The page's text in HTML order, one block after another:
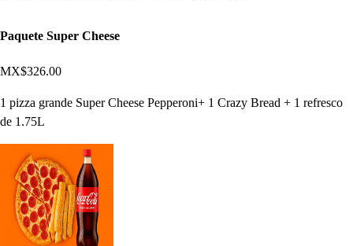
Paquete Super Cheese
MX$326.00
1 pizza grande Super Cheese Pepperoni+ 1 Crazy Bread + 1 refresco
de 1.75L